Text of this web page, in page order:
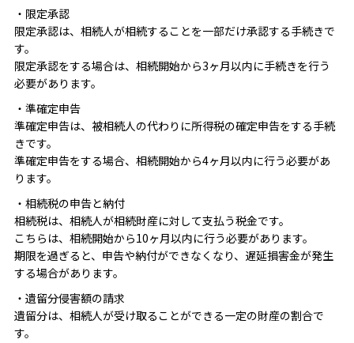
・限定承認
限定承認は、相続人が相続することを一部だけ承認する手続きで
す。
限定承認をする場合は、相続開始から3ヶ月以内に手続きを行う
必要があります。
・準確定申告
準確定申告は、被相続人の代わりに所得税の確定申告をする手続
きです。
準確定申告をする場合、相続開始から4ヶ月以内に行う必要があ
ります。
・相続税の申告と納付
相続税は、相続人が相続財産に対して支払う税金です。
こちらは、相続開始から10ヶ月以内に行う必要があります。
期限を過ぎると、申告や納付ができなくなり、遅延損害金が発生
する場合があります。
・遺留分侵害額の請求
遺留分は、相続人が受け取ることができる一定の財産の割合で
す。